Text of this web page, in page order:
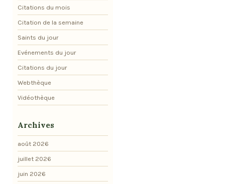
Citations du mois
Citation de la semaine
Saints du jour
Evénements du jour
Citations du jour
Webthèque
Vidéothèque
Archives
août 2026
juillet 2026
juin 2026